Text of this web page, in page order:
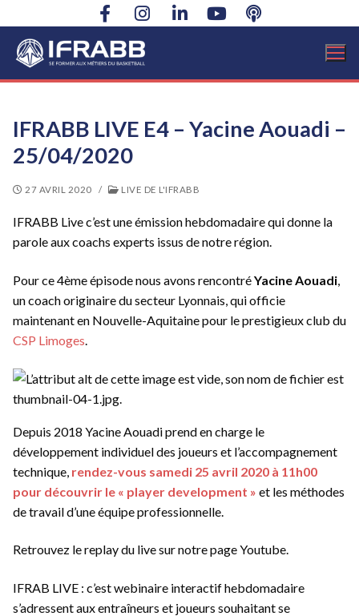
au
contenu
IFRABB LIVE E4 – Yacine Aouadi –
25/04/2020
27 AVRIL 2020 / LIVE DE L'IFRABB
IFRABB Live c’est une émission hebdomadaire qui donne la
parole aux coachs experts issus de notre région.
Pour ce 4ème épisode nous avons rencontréYacine Aouadi,
un coach originaire du secteur Lyonnais, qui officie
maintenant en Nouvelle-Aquitaine pour le prestigieux club du
CSP Limoges.
Depuis 2018 Yacine Aouadi prend en charge le
développement individuel des joueurs et l’accompagnement
technique, rendez-vous samedi 25 avril 2020 à 11h00
pour découvrir le « player development » et les méthodes
de travail d’une équipe professionnelle.
Retrouvez le replay du live sur notre page Youtube.
IFRAB LIVE : c’est webinaire interactif hebdomadaire
s’adressent aux entraîneurs et joueurs souhaitant se